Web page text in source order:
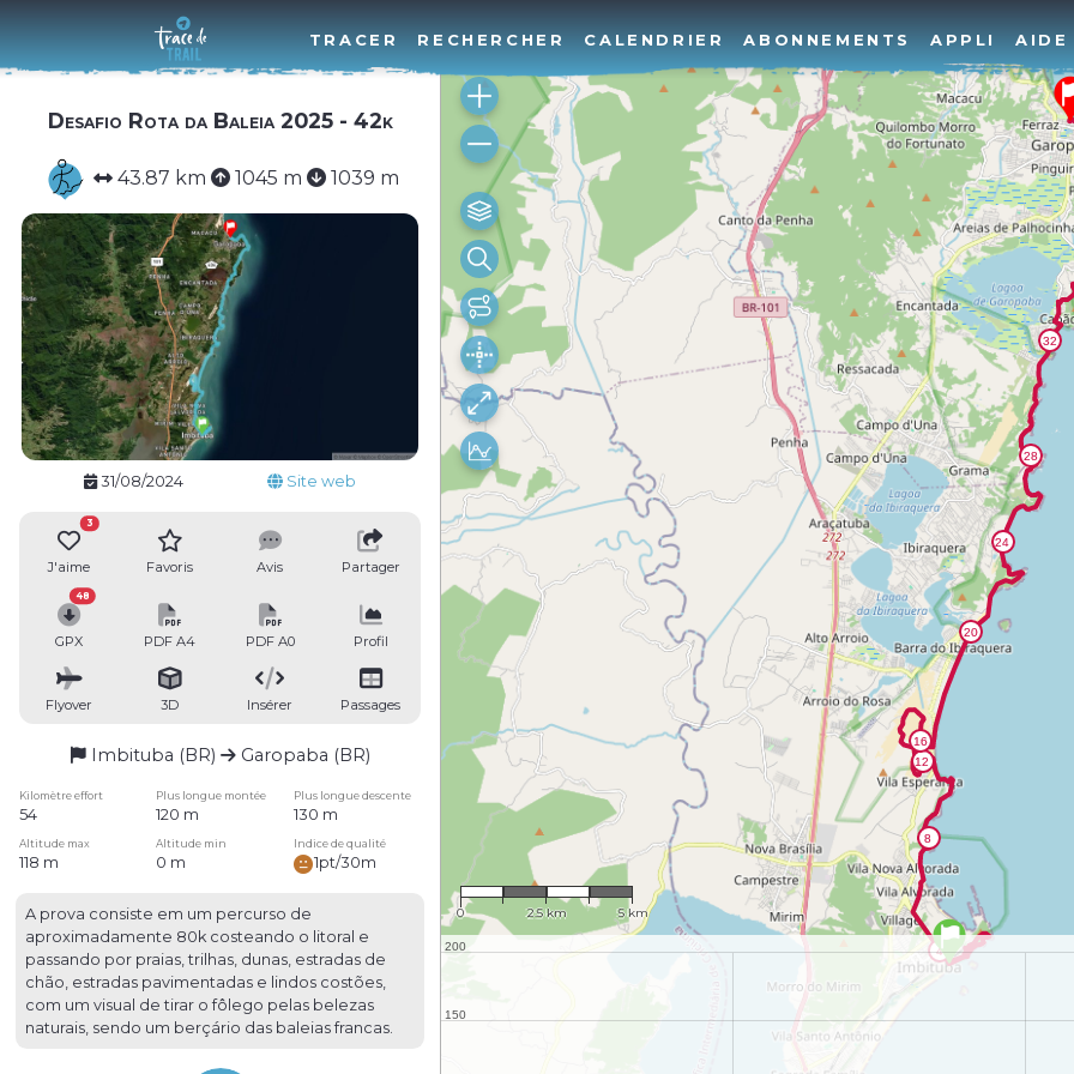
TRACER RECHERCHER CALENDRIER ABONNEMENTS APPLI AIDE
Desafio Rota da Baleia 2025 - 42k
43.87 km 1045 m 1039 m
31/08/2024 Site web
J'aime
3
Favoris Avis Partager
GPX
48
PDF A4 PDF A0 Profil
Flyover 3D Insérer Passages
Imbituba (BR) Garopaba (BR)
Kilomètre effort Plus longue montée Plus longue descente
54 120 m 130 m
Altitude max Altitude min Indice de qualité
118 m 0 m 1pt/30m
A prova consiste em um percurso de
aproximadamente 80k costeando o litoral e
passando por praias, trilhas, dunas, estradas de
chão, estradas pavimentadas e lindos costões,
com um visual de tirar o fôlego pelas belezas
naturais, sendo um berçário das baleias francas.
1 : 124,313
0 2.5 km 5 km